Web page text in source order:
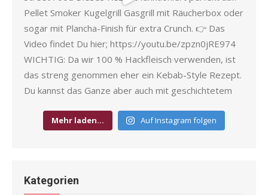
Mehr laden… Auf Instagram folgen
Kategorien